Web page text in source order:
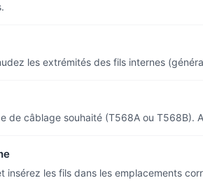
les extrémités des fils internes
de câblage souhaité (T568A ou
insérez les fils dans les emplacements